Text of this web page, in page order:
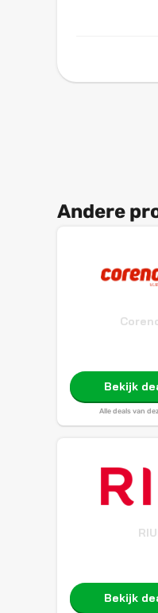
Andere
Bekijk
Alle deals van
RIU
Bekijk